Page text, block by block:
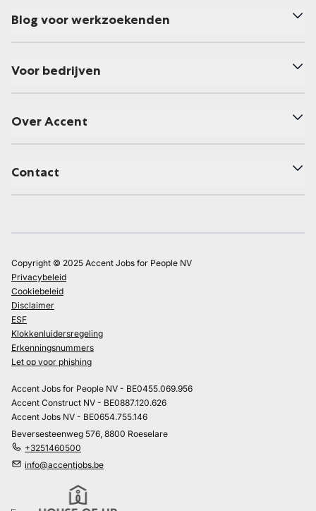
Blog voor werkzoekenden
Voor bedrijven
Over Accent
Contact
Copyright © 2025 Accent Jobs for People NV
Privacybeleid
Cookiebeleid
Disclaimer
ESF
Klokkenluidersregeling
Erkenningsnummers
Let op voor phishing
Accent Jobs for People NV - BE0455.069.956
Accent Construct NV - BE0887.120.626
Accent Jobs NV - BE0654.755.146
Beversesteenweg 576, 8800 Roeselare
+3251460500
info@accentjobs.be